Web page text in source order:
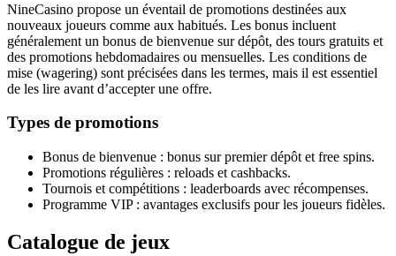
NineCasino propose un éventail de promotions destinées aux
nouveaux joueurs comme aux habitués. Les bonus incluent
généralement un bonus de bienvenue sur dépôt, des tours gratuits et
des promotions hebdomadaires ou mensuelles. Les conditions de
mise (wagering) sont précisées dans les termes, mais il est essentiel
de les lire avant d’accepter une offre.
Types de promotions
Bonus de bienvenue : bonus sur premier dépôt et free spins.
Promotions régulières : reloads et cashbacks.
Tournois et compétitions : leaderboards avec récompenses.
Programme VIP : avantages exclusifs pour les joueurs fidèles.
Catalogue de jeux